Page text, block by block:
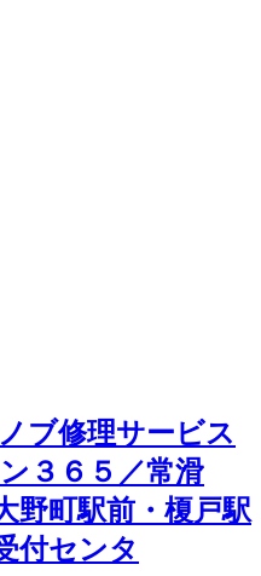
ブ修理サービス
３６５／常滑
野町駅前・榎戸駅
付センタ